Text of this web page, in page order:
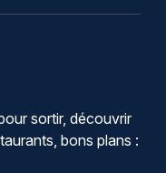
sortir, découvrir
bons plans :